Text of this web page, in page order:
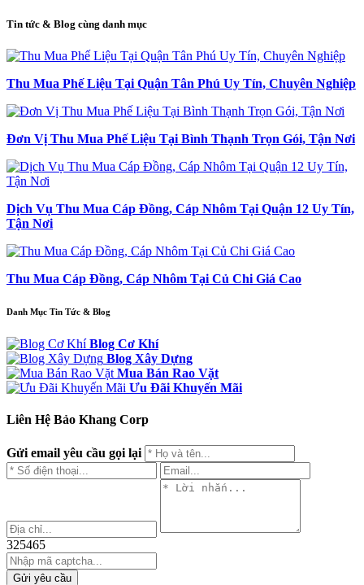
Tin tức & Blog cùng danh mục
Thu Mua Phế Liệu Tại Quận Tân Phú Uy Tín, Chuyên Nghiệp
Đơn Vị Thu Mua Phế Liệu Tại Bình Thạnh Trọn Gói, Tận Nơi
Dịch Vụ Thu Mua Cáp Đồng, Cáp Nhôm Tại Quận 12 Uy Tín,
Tận Nơi
Thu Mua Cáp Đồng, Cáp Nhôm Tại Củ Chi Giá Cao
Danh Mục Tin Tức & Blog
Blog Cơ Khí
Blog Xây Dựng
Mua Bán Rao Vặt
Ưu Đãi Khuyến Mãi
Liên Hệ Bảo Khang Corp
Gửi email yêu cầu gọi lại
325465
Gửi yêu cầu